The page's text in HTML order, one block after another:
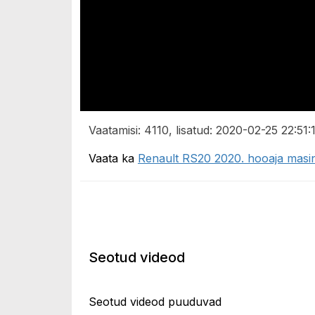
Vaatamisi: 4110, lisatud: 2020-02-25
Vaata ka Renault RS20 2020. hooaja
Seotud videod
Seotud videod puuduvad